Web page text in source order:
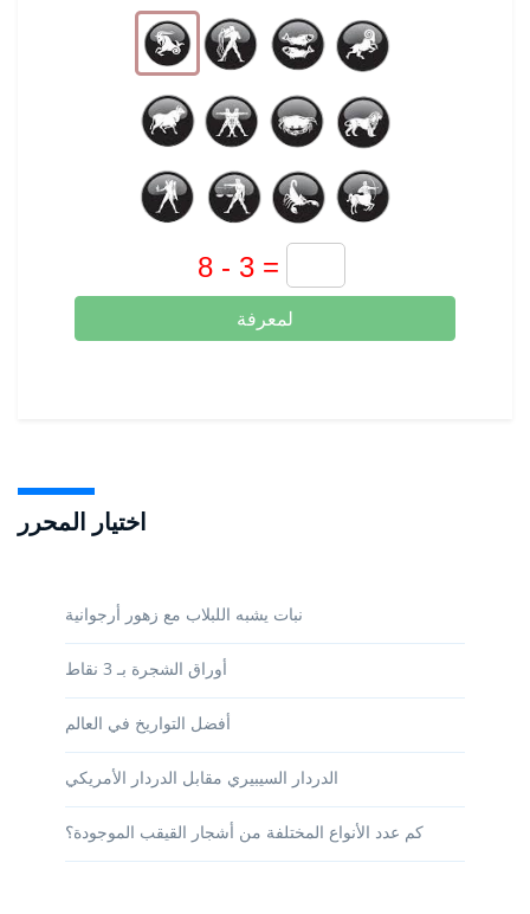
لمعرفة
اختيار المحرر
نبات يشبه اللبلاب مع زهور أرجوانية
أوراق الشجرة بـ 3 نقاط
أفضل التواريخ في العالم
الدردار السيبيري مقابل الدردار الأمريكي
كم عدد الأنواع المختلفة من أشجار القيقب الموجودة؟